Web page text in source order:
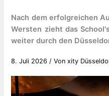
Nach dem erfolgreichen
Wersten zieht das
weiter durch den
8. Juli 2026 / Vonxity